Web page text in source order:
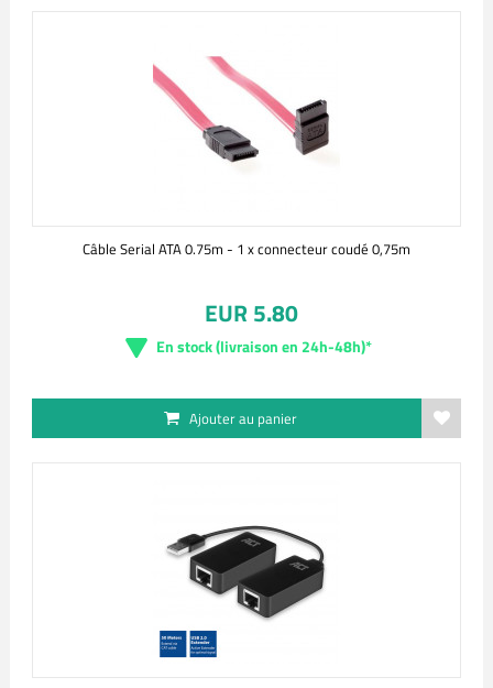
Câble Serial ATA 0.75m - 1 x connecteur coudé 0,75m
EUR 5.80
En stock (livraison en 24h-48h)*
Ajouter au panier